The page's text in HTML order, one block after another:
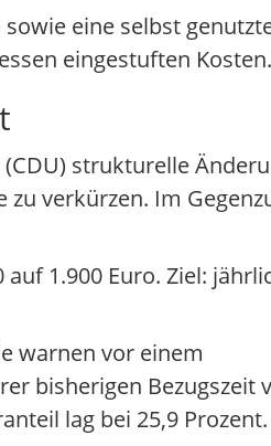
eine selbst
eingestuften Kosten.
strukturelle
verkürzen. Im
1.900 Euro. Ziel:
warnen vor einem
bisherigen Bezugszeit
lag bei 25,9 Prozent.